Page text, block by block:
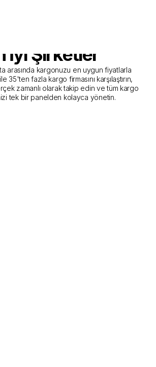
- Isparta Kargo
Hizmeti Sunan
İyi Şirketler
arasında kargonuzu en uygun fiyatlarla
35'ten fazla kargo firmasını karşılaştırın,
zamanlı olarak takip edin ve tüm kargo
tek bir panelden kolayca yönetin.